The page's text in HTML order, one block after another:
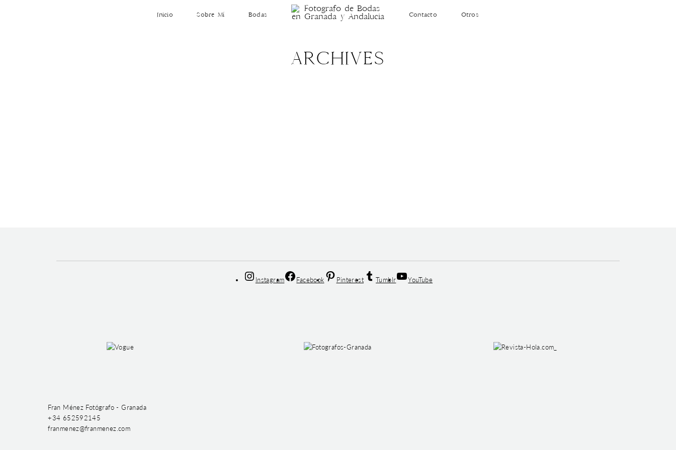
Inicio Sobre Mí Bodas Contacto Otros
ARCHIVES
Instagram Facebook Pinterest Tumblr YouTube
Fran Ménez Fotógrafo - Granada
+34 652592145
franmenez@franmenez.com